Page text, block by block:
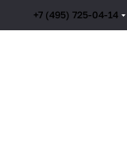
+7 (495) 725-04-14